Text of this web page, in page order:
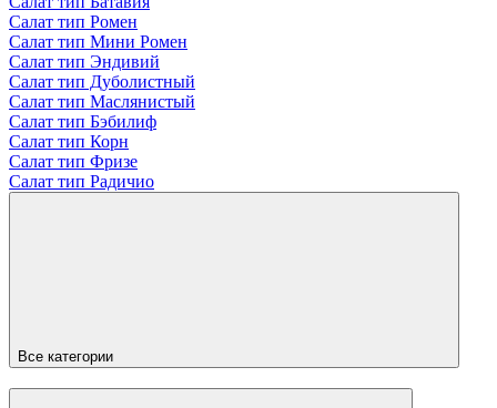
Салат тип Ромен
Салат тип Мини Ромен
Салат тип Эндивий
Салат тип Дуболистный
Салат тип Маслянистый
Салат тип Бэбилиф
Салат тип Корн
Салат тип Фризе
Салат тип Радичио
Все категории